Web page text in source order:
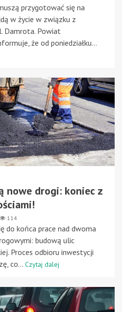
przygotować się na
w życie w związku z
Damrota. Powiat
że od poniedziałku...
nowe drogi: koniec z
114
do końca prace nad dwoma
budową ulic
Proces odbioru inwestycji
co... Czytaj dalej